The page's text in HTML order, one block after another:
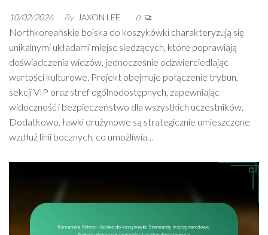
10/02/2026 By JAXON LEE 0
Northkoreańskie boiska do koszykówki charakteryzują się
unikalnymi układami miejsc siedzących, które poprawiają
doświadczenia widzów, jednocześnie odzwierciedlając
wartości kulturowe. Projekt obejmuje połączenie trybun,
sekcji VIP oraz stref ogólnodostępnych, zapewniając
widoczność i bezpieczeństwo dla wszystkich uczestników.
Dodatkowo, ławki drużynowe są strategicznie umieszczone
wzdłuż linii bocznych, co umożliwia…